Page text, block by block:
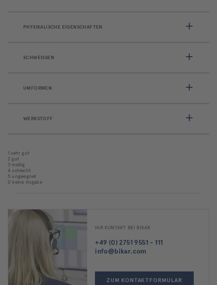
PHYSIKALISCHE EIGENSCHAFTEN
SCHWEISSEN
UMFORMEN
WERKSTOFF
1 sehr gut
2 gut
3 mäßig
4 schlecht
5 ungeeignet
0 keine Angabe
IHR KONTAKT BEI BIKAR
+49 (0) 2751 9551 - 111
info@bikar.com
ZUM KONTAKTFORMULAR